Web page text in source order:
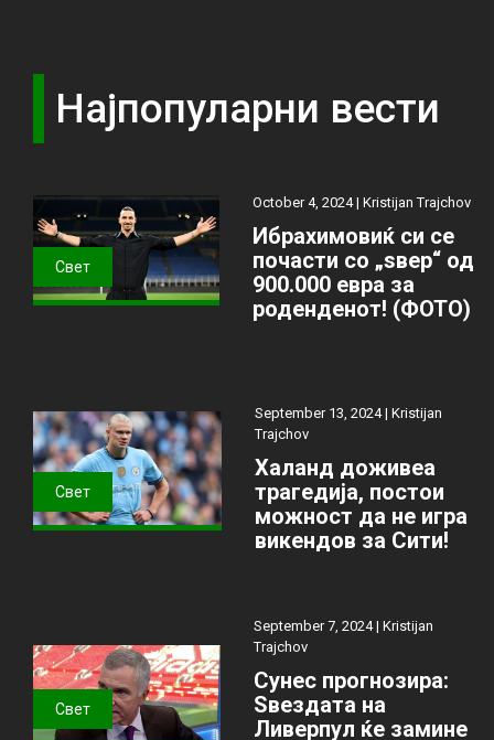
Најпопуларни вести
Свет
October 4, 2024 |Kristijan Trajchov
Ибрахимовиќ си се
почасти со „ѕвер“ од
900.000 евра за
роденденот! (ФОТО)
Свет
September 13, 2024 | Kristijan
Trajchov
Халанд доживеа
трагедија, постои
можност да не игра
викендов за Сити!
Свет
September 7, 2024 | Kristijan
Trajchov
Сунес прогнозира:
Ѕвездата на
Ливерпул ќе замине